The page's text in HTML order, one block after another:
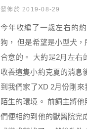
發佈於 2019-08-29
今年收編了一歲左右的
狗， 但是希望是小型犬
合意的。 大約是2月左右
收養這隻小約克夏的消息
到我們家了XD 2月份剛
陌生的環境。 前飼主將
們便相約到他的獸醫院完